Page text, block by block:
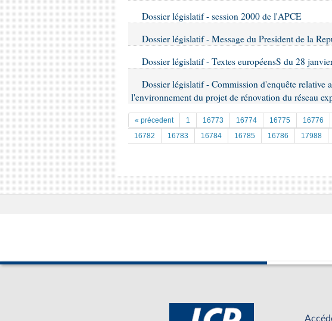
Dossier législatif - session 2000 de l'APCE
Dossier législatif - Message du President de la
Dossier législatif - Textes européensS du 28
Dossier législatif - Commission d'enquête relative
l'environnement du projet de rénovation du réseau
« précedent 1 16773 16774 16775 16776
16782
16783 16784 16785 16786 17988